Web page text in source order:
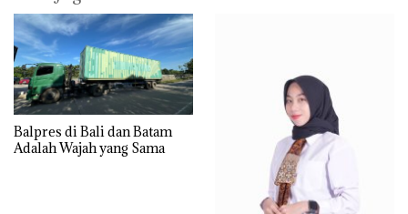
Balpres di Bali dan Batam
Adalah Wajah yang Sama